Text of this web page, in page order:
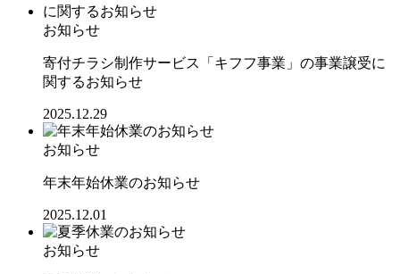
お知らせ
寄付チラシ制作サービス「キフフ事業」の事業譲受に
関するお知らせ
2025.12.29
お知らせ
年末年始休業のお知らせ
2025.12.01
お知らせ